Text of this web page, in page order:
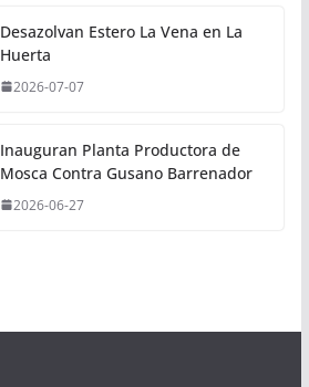
Desazolvan Estero La Vena en La
Huerta
2026-07-07
Inauguran Planta Productora de
Mosca Contra Gusano Barrenador
2026-06-27